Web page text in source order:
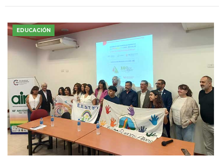
EDUCACIÓN